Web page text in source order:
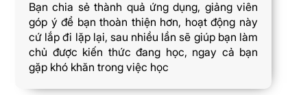
Bạn chia sẻ thành quả ứng dụng, giảng viên
góp ý để bạn thoàn thiện hơn, hoạt động này
cứ lắp đi lặp lại, sau nhiều lần sẽ giúp bạn làm
chủ được kiến thức đang học, ngay cả bạn
gặp khó khăn trong việc học